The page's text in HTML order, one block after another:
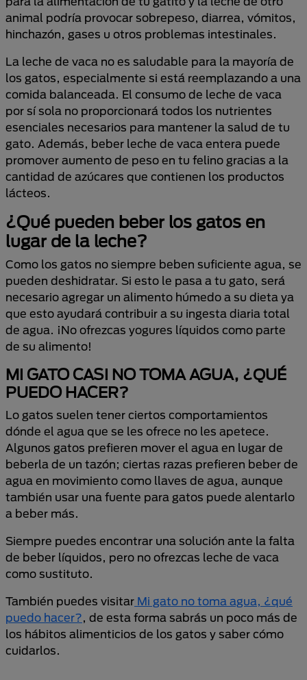
animal podría provocar sobrepeso, diarrea, vómitos,
hinchazón, gases u otros problemas intestinales.
La leche de vaca no es saludable para la mayoría de
los gatos, especialmente si está reemplazando a una
comida balanceada. El consumo de leche de vaca
por sí sola no proporcionará todos los nutrientes
esenciales necesarios para mantener la salud de tu
gato. Además, beber leche de vaca entera puede
promover aumento de peso en tu felino gracias a la
cantidad de azúcares que contienen los productos
lácteos.
¿Qué pueden beber los gatos en
lugar de la leche?
Como los gatos no siempre beben suficiente agua, se
pueden deshidratar. Si esto le pasa a tu gato, será
necesario agregar un alimento húmedo a su dieta ya
que esto ayudará contribuir a su ingesta diaria total
de agua. ¡No ofrezcas yogures líquidos como parte
de su alimento!
MI GATO CASI NO TOMA AGUA, ¿QUÉ
PUEDO HACER?
Lo gatos suelen tener ciertos comportamientos
dónde el agua que se les ofrece no les apetece.
Algunos gatos prefieren mover el agua en lugar de
beberla de un tazón; ciertas razas prefieren beber de
agua en movimiento como llaves de agua, aunque
también usar una fuente para gatos puede alentarlo
a beber más.
Siempre puedes encontrar una solución ante la falta
de beber líquidos, pero no ofrezcas leche de vaca
como sustituto.
También puedes visitar Mi gato no toma agua, ¿qué
puedo hacer?, de esta forma sabrás un poco más de
los hábitos alimenticios de los gatos y saber cómo
cuidarlos.